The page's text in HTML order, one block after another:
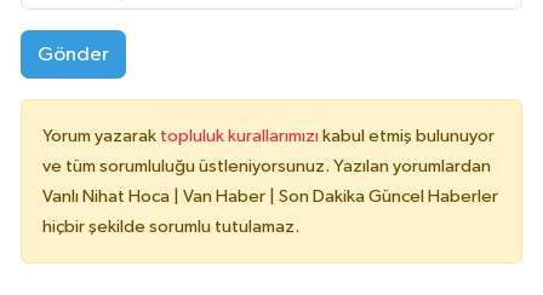
Gönder
Yorum yazarak topluluk kurallarımızı kabul etmiş bulunuyor
ve tüm sorumluluğu üstleniyorsunuz. Yazılan yorumlardan
Vanlı Nihat Hoca | Van Haber | Son Dakika Güncel Haberler
hiçbir şekilde sorumlu tutulamaz.